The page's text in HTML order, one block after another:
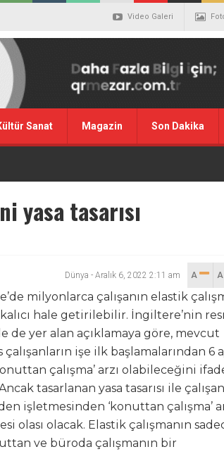
Video Galeri
Sanat Magazin Son Dakika
yasa tasarısı
Dünya - Aralık 6, 2022 2:11 am A
milyonlarca çalışanın elastik
hale getirilebilir. İngiltere’nin
de yer alan açıklamaya göre, mevcut
çalışanların işe ilk başlamalarından 6
çalışma’ arzı olabileceğini
tasarlanan yasa tasarısı ile
işletmesinden ‘konuttan çalışma’
olası olacak. Elastik çalışmanın
ve büroda çalışmanın bir